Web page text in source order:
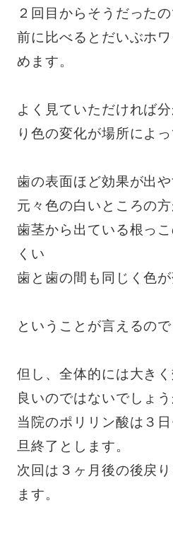
２回目からそうだった
前に比べるとだいぶホ
めます。
よく見ていただければ
り色の変化が場所によ
歯の表面ほど効果が出
元々色の白いところの
歯茎から出ている根っ
くい
歯と歯の間も同じく色が
ということが言えるので
但し、全体的には大き
良いのではないでしょう
当院のポリリン酸は３
旦終了とします。
次回は３ヶ月後の後戻
ます。